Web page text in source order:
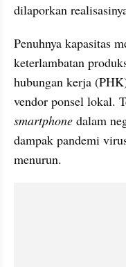
dilaporkan
Penuhnya kapasitas
keterlambatan
hubungan kerja
smartphone dalam
dampak pandemi
menurun.